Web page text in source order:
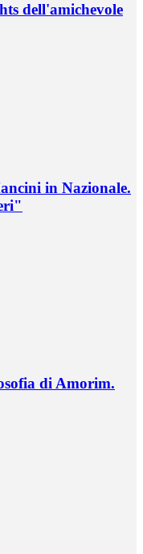
dell'amichevole
in Nazionale.
di Amorim.